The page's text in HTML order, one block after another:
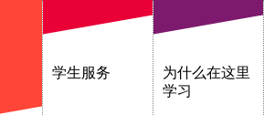
学生服务
为什么在这里
学习